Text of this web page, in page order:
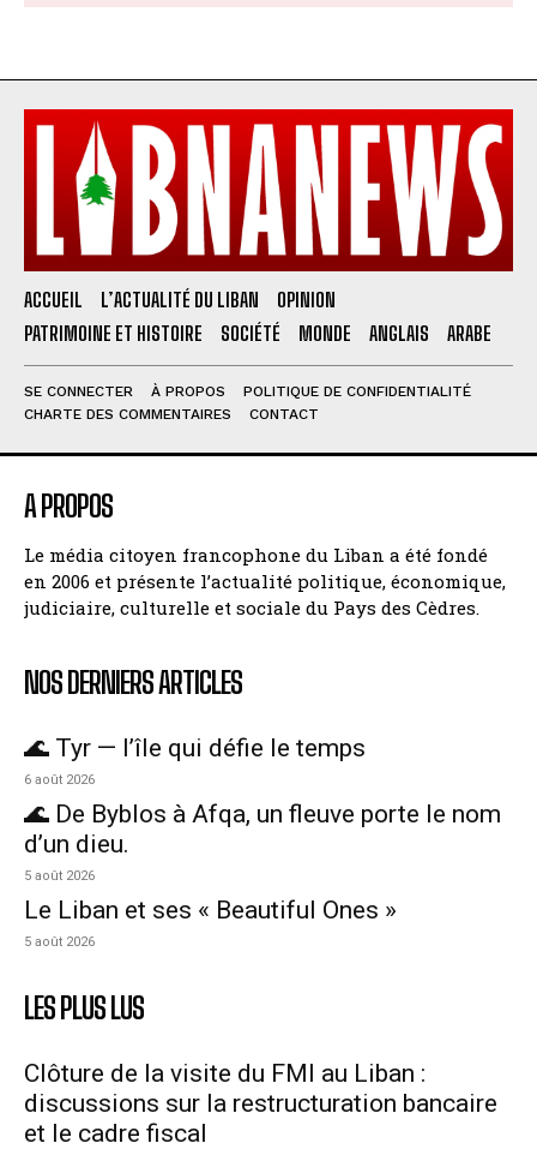
ACCUEIL L’ACTUALITÉ DU LIBAN
OPINION
PATRIMOINE ET HISTOIRE
SOCIÉTÉ MONDE ANGLAIS ARABE
SE CONNECTER À PROPOS
POLITIQUE DE CONFIDENTIALITÉ
CHARTE DES COMMENTAIRES
CONTACT
A PROPOS
Le média citoyen francophone du Liban a été fondé
en 2006 et présente l’actualité politique, économique,
judiciaire, culturelle et sociale du Pays des Cèdres.
NOS DERNIERS ARTICLES
🌊 Tyr — l’île qui défie le temps
6 août 2026
🌊 De Byblos à Afqa, un fleuve porte le nom
d’un dieu.
5 août 2026
Le Liban et ses « Beautiful Ones »
5 août 2026
LES PLUS LUS
Clôture de la visite du FMI au Liban :
discussions sur la restructuration bancaire
et le cadre fiscal